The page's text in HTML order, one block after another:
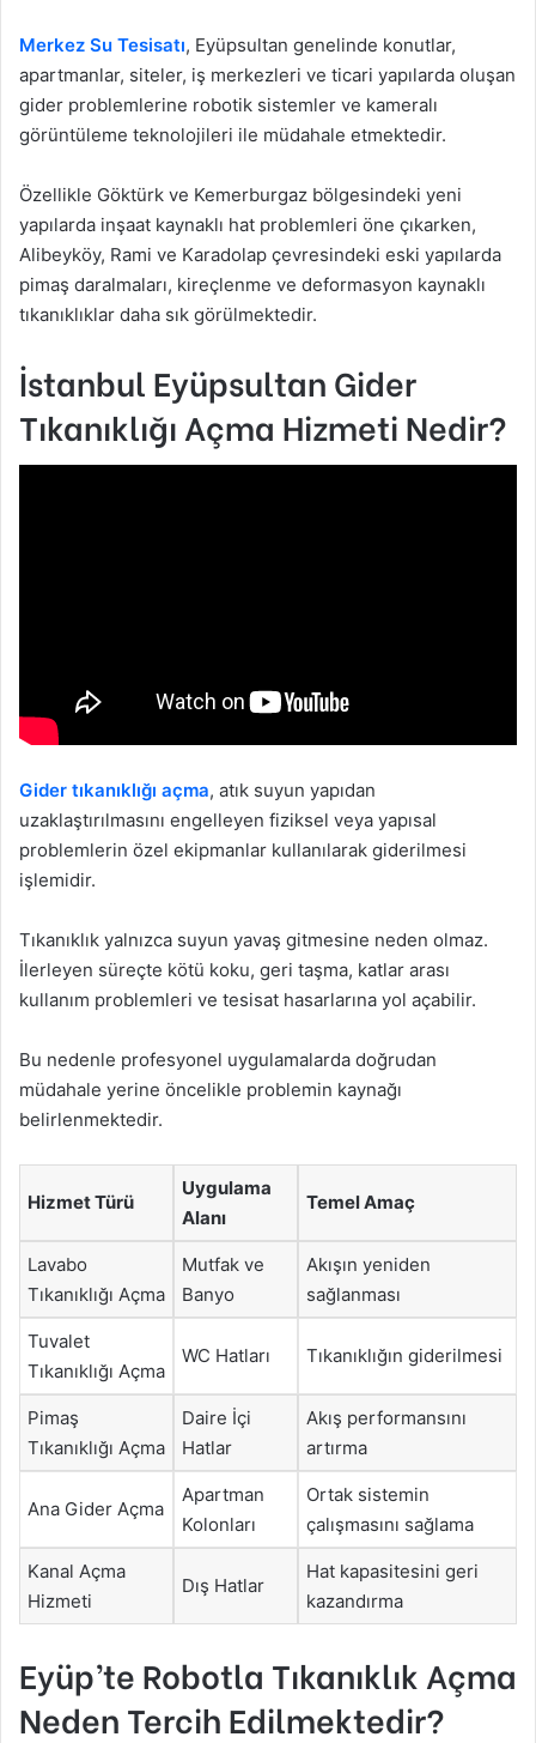
Merkez Su Tesisatı, Eyüpsultan genelinde konutlar,
apartmanlar, siteler, iş merkezleri ve ticari yapılarda oluşan
gider problemlerine robotik sistemler ve kameralı
görüntüleme teknolojileri ile müdahale etmektedir.
Özellikle Göktürk ve Kemerburgaz bölgesindeki yeni
yapılarda inşaat kaynaklı hat problemleri öne çıkarken,
Alibeyköy, Rami ve Karadolap çevresindeki eski yapılarda
pimaş daralmaları, kireçlenme ve deformasyon kaynaklı
tıkanıklıklar daha sık görülmektedir.
İstanbul Eyüpsultan Gider
Tıkanıklığı Açma Hizmeti Nedir?
Gider tıkanıklığı açma, atık suyun yapıdan
uzaklaştırılmasını engelleyen fiziksel veya yapısal
problemlerin özel ekipmanlar kullanılarak giderilmesi
işlemidir.
Tıkanıklık yalnızca suyun yavaş gitmesine neden olmaz.
İlerleyen süreçte kötü koku, geri taşma, katlar arası
kullanım problemleri ve tesisat hasarlarına yol açabilir.
Bu nedenle profesyonel uygulamalarda doğrudan
müdahale yerine öncelikle problemin kaynağı
belirlenmektedir.
Hizmet Türü
Uygulama
Alanı
Temel Amaç
Lavabo
Tıkanıklığı Açma
Mutfak ve
Banyo
Akışın yeniden
sağlanması
Tuvalet
Tıkanıklığı Açma
WC Hatları Tıkanıklığın giderilmesi
Pimaş
Tıkanıklığı Açma
Daire İçi
Hatlar
Akış performansını
artırma
Ana Gider Açma
Apartman
Kolonları
Ortak sistemin
çalışmasını sağlama
Kanal Açma
Hizmeti
Dış Hatlar
Hat kapasitesini geri
kazandırma
Eyüp’te Robotla Tıkanıklık Açma
Neden Tercih Edilmektedir?